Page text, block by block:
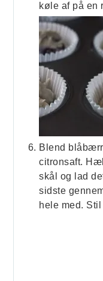
køle af på en
Blend
citronsaft.
skål og lad
sidste
hele med.